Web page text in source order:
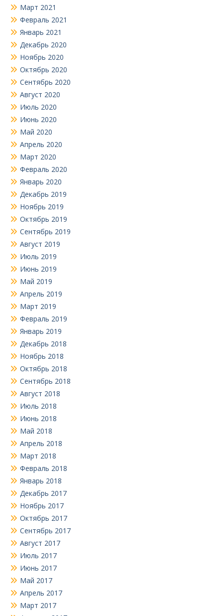
Март 2021
Февраль 2021
Январь 2021
Декабрь 2020
Ноябрь 2020
Октябрь 2020
Сентябрь 2020
Август 2020
Июль 2020
Июнь 2020
Май 2020
Апрель 2020
Март 2020
Февраль 2020
Январь 2020
Декабрь 2019
Ноябрь 2019
Октябрь 2019
Сентябрь 2019
Август 2019
Июль 2019
Июнь 2019
Май 2019
Апрель 2019
Март 2019
Февраль 2019
Январь 2019
Декабрь 2018
Ноябрь 2018
Октябрь 2018
Сентябрь 2018
Август 2018
Июль 2018
Июнь 2018
Май 2018
Апрель 2018
Март 2018
Февраль 2018
Январь 2018
Декабрь 2017
Ноябрь 2017
Октябрь 2017
Сентябрь 2017
Август 2017
Июль 2017
Июнь 2017
Май 2017
Апрель 2017
Март 2017